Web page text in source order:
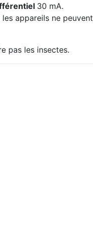
30 mA.
appareils ne peuvent
pas les insectes.